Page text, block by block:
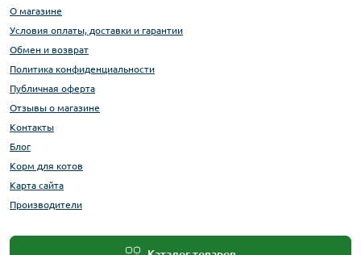
О магазине
Условия оплаты, доставки и гарантии
Обмен и возврат
Политика конфиденциальности
Публичная оферта
Отзывы о магазине
Контакты
Блог
Корм для котов
Карта сайта
Производители